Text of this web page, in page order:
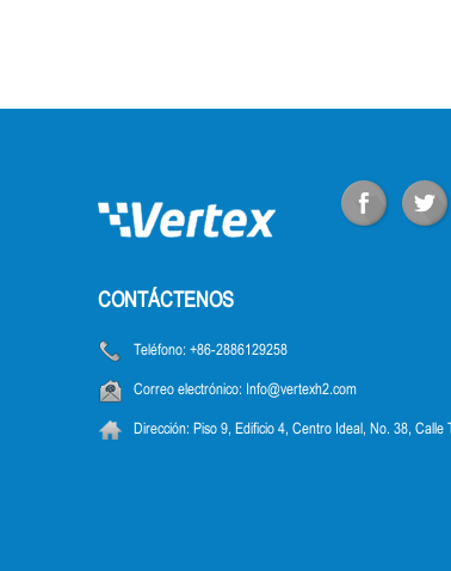
CONTÁCTENOS
Teléfono: +86-2886129258
Correo electrónico: Info@vertexh2.com
Dirección: Piso 9, Edificio 4, Centro Ideal, No. 38, Calle